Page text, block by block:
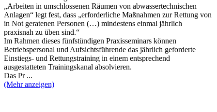
„Arbeiten in umschlossenen Räumen von abwassertechnischen
Anlagen“ legt fest, dass „erforderliche Maßnahmen zur Rettung von
in Not geratenen Personen (…) mindestens einmal jährlich
praxisnah zu üben sind.“
Im Rahmen dieses fünfstündigen Praxisseminars können
Betriebspersonal und Aufsichtsführende das jährlich geforderte
Einstiegs- und Rettungstraining in einem entsprechend
ausgestatteten Trainingskanal absolvieren.
Das Pr ...
(Mehr anzeigen)